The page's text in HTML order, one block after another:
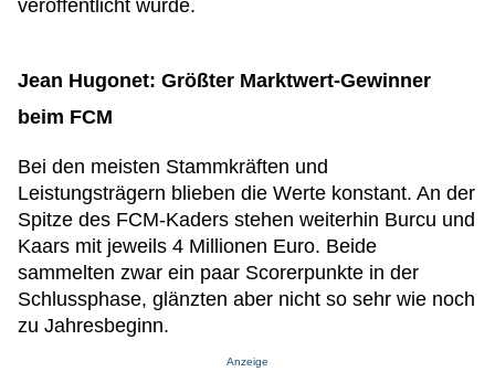
veröffentlicht wurde.
Jean Hugonet: Größter Marktwert-Gewinner
beim FCM
Bei den meisten Stammkräften und
Leistungsträgern blieben die Werte konstant. An der
Spitze des FCM-Kaders stehen weiterhin Burcu und
Kaars mit jeweils 4 Millionen Euro. Beide
sammelten zwar ein paar Scorerpunkte in der
Schlussphase, glänzten aber nicht so sehr wie noch
zu Jahresbeginn.
Anzeige